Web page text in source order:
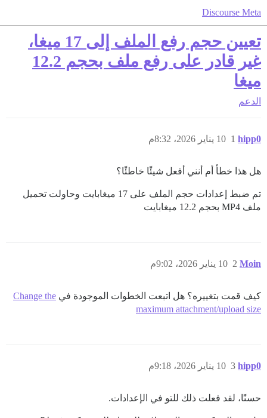
Discourse Meta
تعيين حجم رفع الملف إلى 17 ميغا،
غير قادر على رفع ملف بحجم 12.2
ميغا
الدعم
hipp0 10 يناير 2026، 8:32م 1
هل هذا خطأ أم أنني أفعل شيئًا خاطئًا؟
تم ضبط إعدادات حجم الملف على 17 ميغابايت وحاولت تحميل
ملف MP4 بحجم 12.2 ميغابايت
Moin 10 يناير 2026، 9:02م 2
كيف قمت بتغييره؟ هل اتبعت الخطوات الموجودة في Change the
maximum attachment/upload size
hipp0 10 يناير 2026، 9:18م 3
حسنًا، لقد فعلت ذلك للتو في الإعدادات.